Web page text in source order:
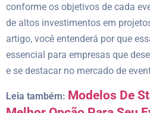
conforme os objetivos de cada
de altos investimentos em
artigo, você entenderá por que
essencial para empresas que
e se destacar no mercado de
Leia também: Modelos De